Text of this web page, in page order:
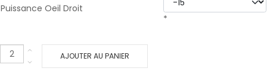
Puissance Oeil Droit
*
AJOUTER AU PANIER